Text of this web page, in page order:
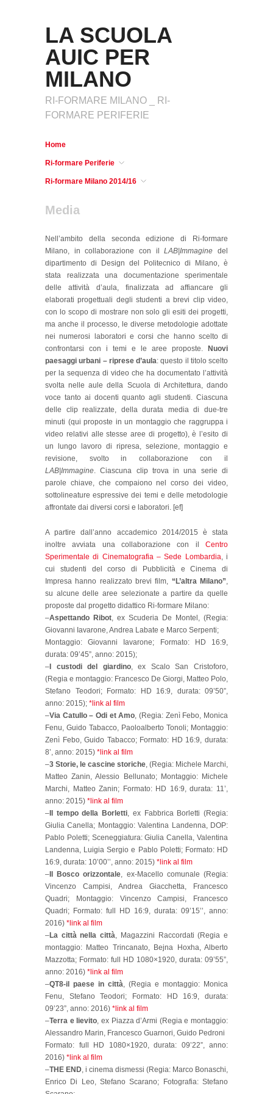
LA SCUOLA
AUIC PER
MILANO
RI-FORMARE MILANO _ RI-
FORMARE PERIFERIE
Home
Ri-formare Periferie
Ri-formare Milano 2014/16
Media
Nell’ambito della seconda edizione di Ri-formare
Milano, in collaborazione con ilLAB|Immagine del
dipartimento di Design del Politecnico di Milano, è
stata realizzata una documentazione sperimentale
delle attività d’aula, finalizzata ad affiancare gli
elaborati progettuali degli studenti a brevi clip video,
con lo scopo di mostrare non solo gli esiti dei progetti,
ma anche il processo, le diverse metodologie adottate
nei numerosi laboratori e corsi che hanno scelto di
confrontarsi con i temi e le aree proposte.
Nuovi
paesaggi urbani – riprese d’aula: questo il titolo scelto
per la sequenza di video che ha documentato l’attività
svolta nelle aule della Scuola di Architettura, dando
voce tanto ai docenti quanto agli studenti. Ciascuna
delle clip realizzate, della durata media di due-tre
minuti (qui proposte in un montaggio che raggruppa i
video relativi alle stesse aree di progetto), è l’esito di
un lungo lavoro di ripresa, selezione, montaggio e
revisione, svolto in collaborazione con il
LAB|Immagine. Ciascuna clip trova in una serie di
parole chiave, che compaiono nel corso dei video,
sottolineature espressive dei temi e delle metodologie
affrontate dai diversi corsi e laboratori. [ef]
A partire dall’anno accademico 2014/2015 è stata
inoltre avviata una collaborazione con il Centro
Sperimentale di Cinematografia – Sede Lombardia, i
cui studenti del corso di Pubblicità e Cinema di
Impresa hanno realizzato brevi film, “L’altra Milano”,
su alcune delle aree selezionate a partire da quelle
proposte dal progetto didattico Ri-formare Milano:
–Aspettando Ribot, ex Scuderia De Montel, (Regia:
Giovanni Iavarone, Andrea Labate e Marco Serpenti;
Montaggio: Giovanni Iavarone; Formato: HD 16:9,
durata: 09’45”, anno: 2015);
– I custodi del giardino, ex Scalo San Cristoforo,
(Regia e montaggio: Francesco De Giorgi, Matteo Polo,
Stefano Teodori; Formato: HD 16:9, durata: 09’50”,
anno: 2015); *link al film
–Via Catullo – Odi et Amo, (Regia: Zenì Febo, Monica
Fenu, Guido Tabacco, Paoloalberto Tonoli; Montaggio:
Zenì Febo, Guido Tabacco; Formato: HD 16:9, durata:
8’, anno: 2015) *link al film
–3 Storie, le cascine storiche, (Regia: Michele Marchi,
Matteo Zanin, Alessio Bellunato; Montaggio: Michele
Marchi, Matteo Zanin; Formato: HD 16:9, durata: 11’,
anno: 2015) *link al film
– Il tempo della Borletti, ex Fabbrica Borletti (Regia:
Giulia Canella; Montaggio: Valentina Landenna, DOP:
Pablo Poletti; Sceneggiatura: Giulia Canella, Valentina
Landenna, Luigia Sergio e Pablo Poletti; Formato: HD
16:9, durata: 10’00’’, anno: 2015) *link al film
– Il Bosco orizzontale, ex-Macello comunale (Regia:
Vincenzo Campisi, Andrea Giacchetta, Francesco
Quadri; Montaggio: Vincenzo Campisi, Francesco
Quadri; Formato: full HD 16:9, durata: 09’15’’, anno:
2016) *link al film
–La città nella città, Magazzini Raccordati (Regia e
montaggio: Matteo Trincanato, Bejna Hoxha, Alberto
Mazzotta; Formato: full HD 1080×1920, durata: 09’55”,
anno: 2016) *link al film
–QT8-il paese in città, (Regia e montaggio: Monica
Fenu, Stefano Teodori; Formato: HD 16:9, durata:
09’23”, anno: 2016) *link al film
–Terra e lievito, ex Piazza d’Armi (Regia e montaggio:
Alessandro Marin, Francesco Guarnori, Guido Pedroni
Formato: full HD 1080×1920, durata: 09’22”, anno:
2016) *link al film
–THE END, i cinema dismessi (Regia: Marco Bonaschi,
Enrico Di Leo, Stefano Scarano; Fotografia: Stefano